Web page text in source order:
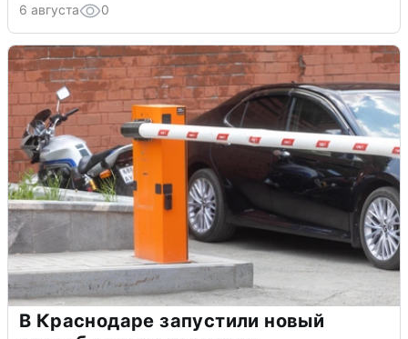
6 августа 0
В Краснодаре запустили новый